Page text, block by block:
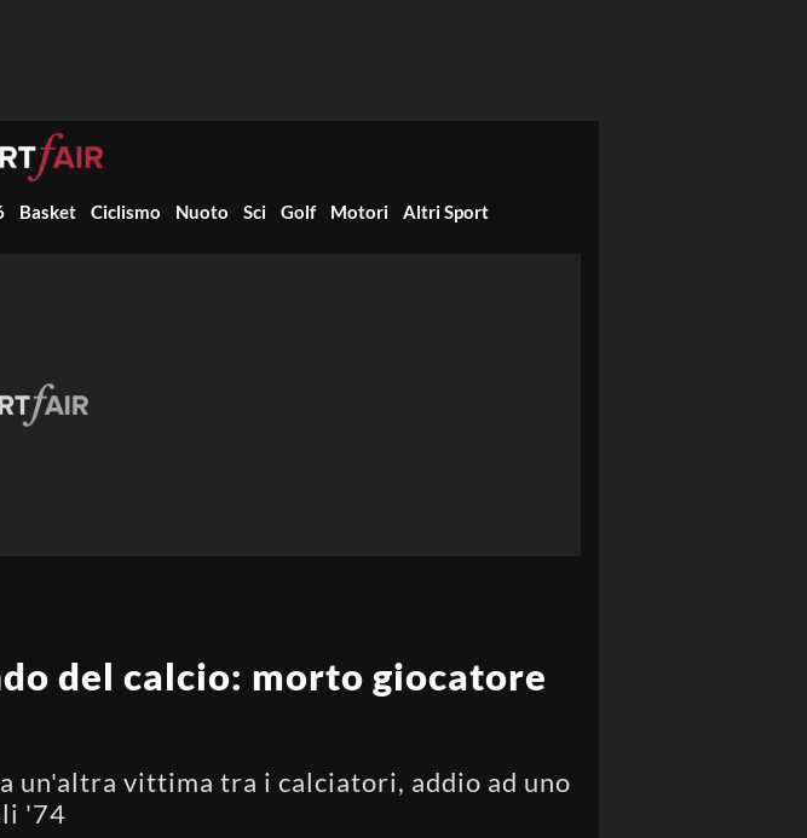
Basket Ciclismo Nuoto Sci Golf Motori Altri Sport
del calcio: morto giocatore
un'altra vittima tra i calciatori, addio ad uno
'74